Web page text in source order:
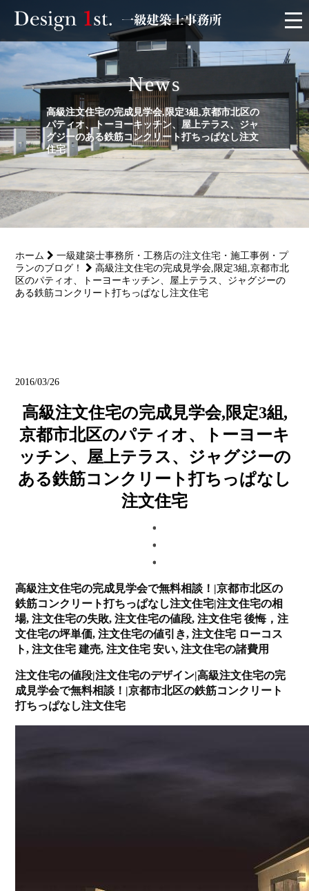
モニター
施工実績・施工事例
リフォーム
サービス
会社概要
News
高級注文住宅の完成見学会,限定3組,京都市北区の
パティオ、トーヨーキッチン、屋上テラス、ジャ
グジーのある鉄筋コンクリート打ちっぱなし注文
住宅
ホーム
一級建築士事務所・工務店の注文住宅・施工事例・プ
ランのブログ！
高級注文住宅の完成見学会,限定3組,京都市北
区のパティオ、トーヨーキッチン、屋上テラス、ジャグジーの
ある鉄筋コンクリート打ちっぱなし注文住宅
2016/03/26
高級注文住宅の完成見学会,限定3組,
京都市北区のパティオ、トーヨーキ
ッチン、屋上テラス、ジャグジーの
ある鉄筋コンクリート打ちっぱなし
注文住宅
高級注文住宅の完成見学会で無料相談！|京都市北区の
鉄筋コンクリート打ちっぱなし注文住宅|注文住宅の相
場, 注文住宅の失敗, 注文住宅の値段, 注文住宅 後悔，注
文住宅の坪単価, 注文住宅の値引き, 注文住宅 ローコス
ト, 注文住宅 建売, 注文住宅 安い, 注文住宅の諸費用
注文住宅の値段|注文住宅のデザイン|高級注文住宅の完
成見学会で無料相談！|京都市北区の鉄筋コンクリート
打ちっぱなし注文住宅